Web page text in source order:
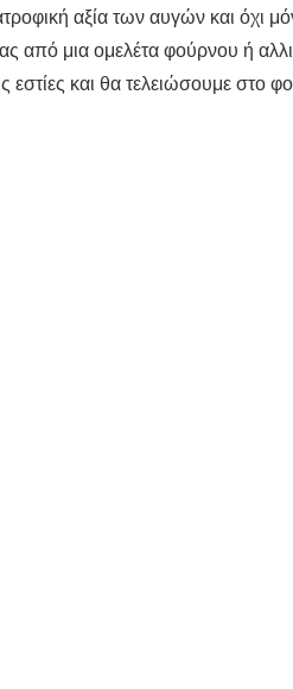
αξία των αυγών και όχι
από μια ομελέτα φούρνου ή
και θα τελειώσουμε στο